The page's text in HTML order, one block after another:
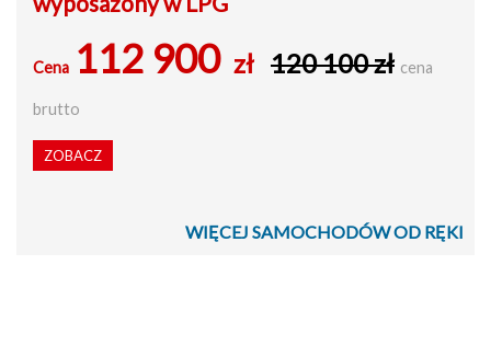
Cena 112 900 zł 120 100 zł cena
brutto
ZOBACZ
WIĘCEJ SAMOCHODÓW OD RĘKI